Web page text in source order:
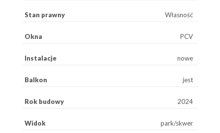
Stan prawny Własność
Okna PCV
Instalacje nowe
Balkon jest
Rok budowy 2024
Widok park/skwer